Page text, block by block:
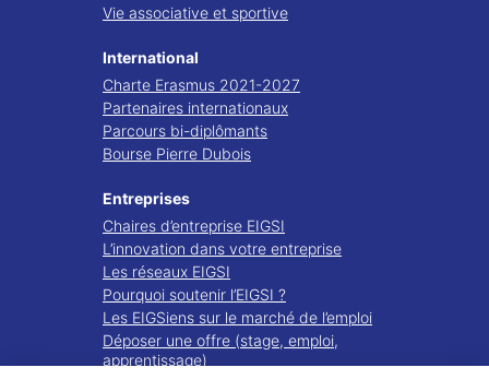
Vie associative et sportive
International
Charte Erasmus 2021-2027
Partenaires internationaux
Parcours bi-diplômants
Bourse Pierre Dubois
Entreprises
Chaires d’entreprise EIGSI
L’innovation dans votre entreprise
Les réseaux EIGSI
Pourquoi soutenir l’EIGSI ?
Les EIGSiens sur le marché de l’emploi
Déposer une offre (stage, emploi,
apprentissage)